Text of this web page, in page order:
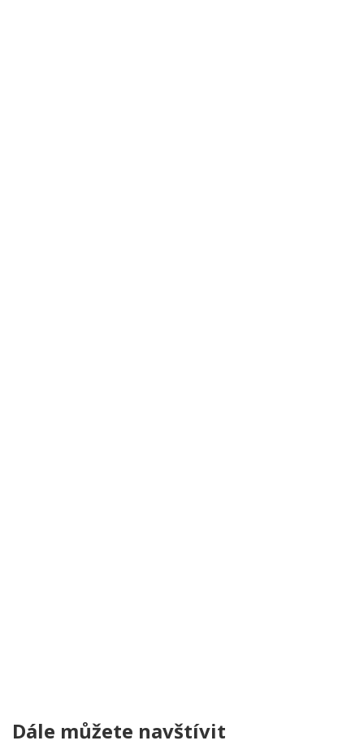
Dále můžete navštívit